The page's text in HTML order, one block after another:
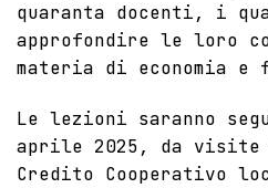
quaranta docenti, i
approfondire le loro
materia di economia e
Le lezioni saranno
aprile 2025, da visite
Credito Cooperativo